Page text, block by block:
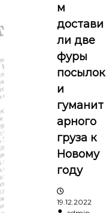
з
а
п
и
с
я
м
м
достави
ли две
фуры
посылок
и
гуманит
арного
груза к
Новому
году
19.12.2022